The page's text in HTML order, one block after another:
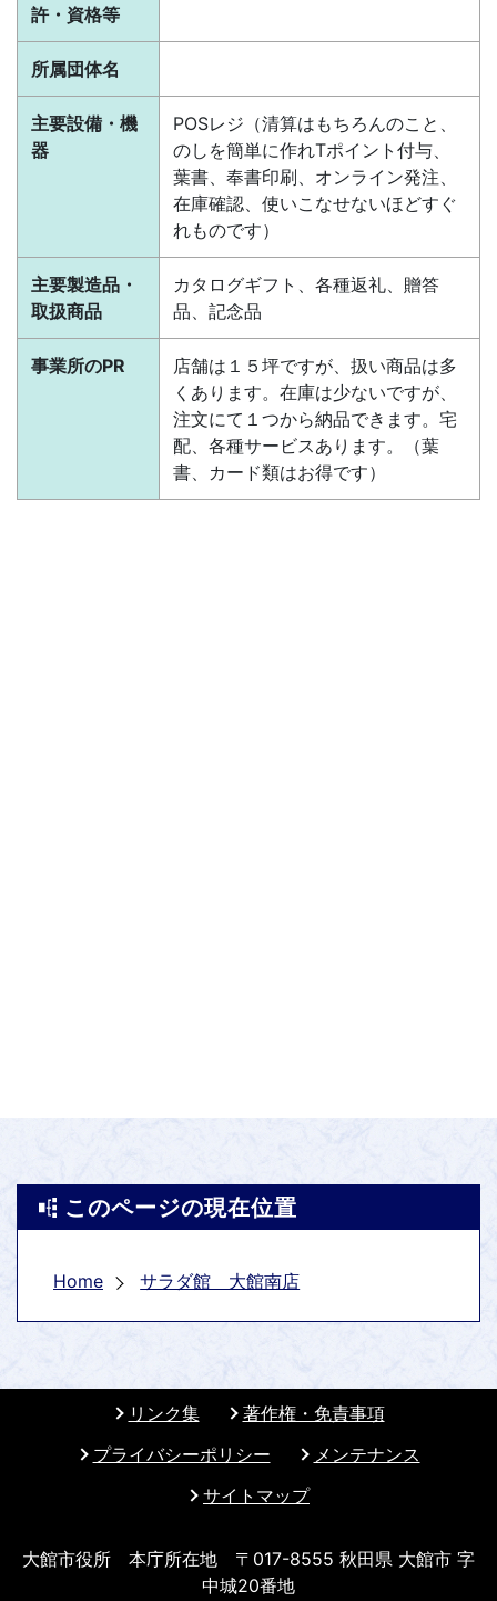
許・資格等
所属団体名
主要設備・機
器
POSレジ（清算はもちろんのこと、
のしを簡単に作れTポイント付与、
葉書、奉書印刷、オンライン発注、
在庫確認、使いこなせないほどすぐ
れものです）
主要製造品・
取扱商品
カタログギフト、各種返礼、贈答
品、記念品
事業所のPR
店舗は１５坪ですが、扱い商品は多
くあります。在庫は少ないですが、
注文にて１つから納品できます。宅
配、各種サービスあります。（葉
書、カード類はお得です）
このページの現在位置
Home サラダ館 大館南店
リンク集
著作権・免責事項
プライバシーポリシー
メンテナンス
サイトマップ
大館市役所 本庁所在地 〒017-8555 秋田県 大館市 字
中城20番地